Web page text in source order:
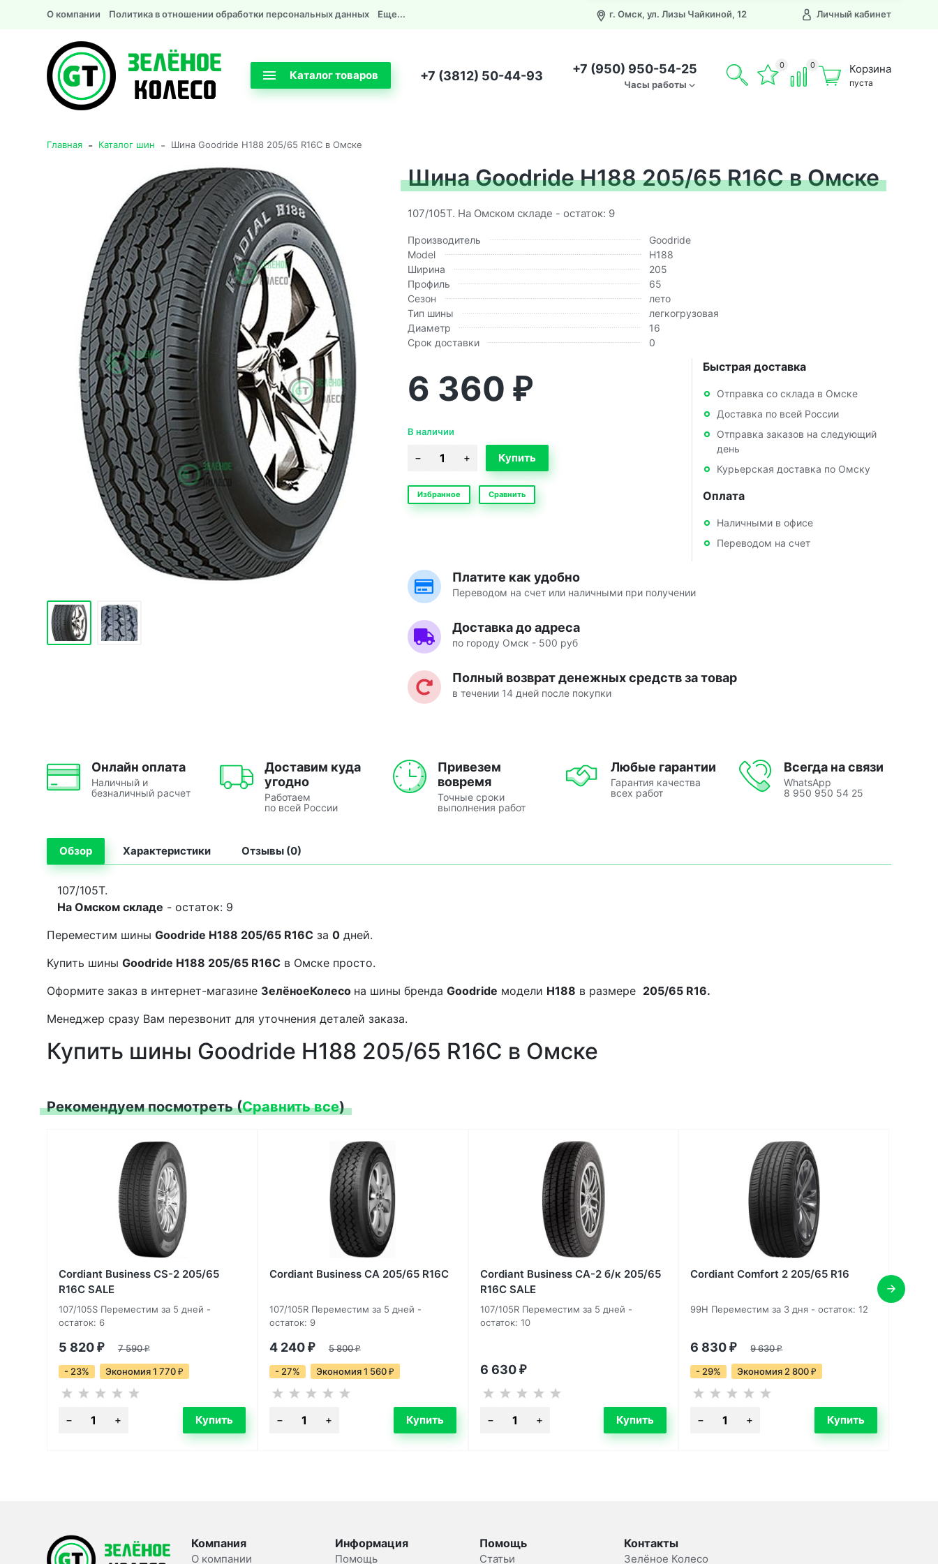
О компании Политика в отношении обработки персональных данных Еще... г. Омск, ул. Лизы Чайкиной, 12 Личный кабинет
Каталог товаров +7 (3812) 50-44-93 +7 (950) 950-54-25
Часы работы
0 0 Корзина
пуста
Главная - Каталог шин - Шина Goodride H188 205/65 R16C в Омске
Шина Goodride H188 205/65 R16C в Омске
107/105T. На Омском складе - остаток: 9
Производитель
Goodride
Model
H188
Ширина
205
Профиль
65
Сезон
лето
Тип шины
легкогрузовая
Диаметр
16
Срок доставки
0
6 360 ₽
В наличии
Избранное Сравнить
Быстрая доставка
Отправка со склада в Омске
Доставка по всей России
Отправка заказов на следующий
день
Курьерская доставка по Омску
Оплата
Наличными в офисе
Переводом на счет
Платите как удобно
Переводом на счет или наличными при получении
Доставка до адреса
по городу Омск - 500 руб
Полный возврат денежных средств за товар
в течении 14 дней после покупки
Онлайн оплата
Наличный и
безналичный расчет
Доставим куда
угодно
Работаем
по всей России
Привезем
вовремя
Точные сроки
выполнения работ
Любые гарантии
Гарантия качества
всех работ
Всегда на связи
WhatsApp
8 950 950 54 25
Обзор Характеристики Отзывы (0)
107/105T.
На Омском складе - остаток: 9
Переместим шины Goodride H188 205/65 R16C за 0 дней.
Купить шины Goodride H188 205/65 R16C в Омске просто.
Оформите заказ в интернет-магазине ЗелёноеКолесо на шины бренда Goodride модели H188 в размере 205/65 R16.
Менеджер сразу Вам перезвонит для уточнения деталей заказа.
Купить шины Goodride H188 205/65 R16C в Омске
Рекомендуем посмотреть (Сравнить все)
Cordiant Business CS-2 205/65
R16C SALE
107/105S Переместим за 5 дней -
остаток: 6
5 820 ₽ 7 590₽
- 23% Экономия 1 770 ₽
Cordiant Business CA 205/65 R16C
107/105R Переместим за 5 дней -
остаток: 9
4 240 ₽ 5 800₽
- 27% Экономия 1 560 ₽
Cordiant Business CA-2 б/к 205/65
R16C SALE
107/105R Переместим за 5 дней -
остаток: 10
6 630 ₽
Cordiant Comfort 2 205/65 R16
99H Переместим за 3 дня - остаток: 12
6 830₽ 9 630₽
- 29% Экономия 2 800₽
Компания
О компании
Информация
Помощь
Помощь
Статьи
Контакты
Зелёное Колесо